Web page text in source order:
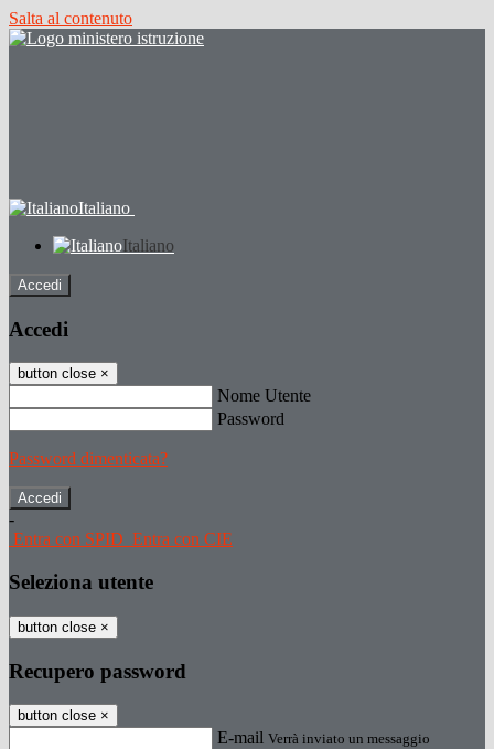
Salta al contenuto
Italiano
Italiano
Accedi
Accedi
button close ×
Nome Utente
Password
Password dimenticata?
-
Entra con SPID Entra con CIE
Seleziona utente
button close ×
Recupero password
button close ×
E-mail Verrà inviato un messaggio